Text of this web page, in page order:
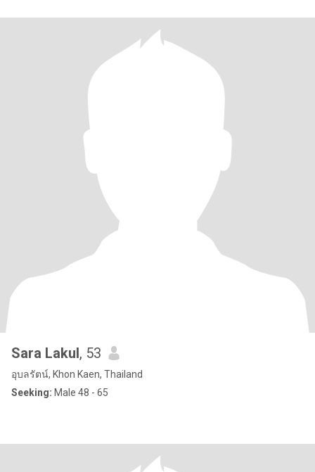
Sara Lakul, 53
อุบลรัตน์, Khon Kaen, Thailand
Seeking: Male 48 - 65